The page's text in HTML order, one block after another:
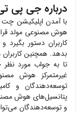
درباره جی پی
با آمدن اپلیکیشن
هوش مصنوعی مولد
کاربران دستور بگیرد
بدهد. همچنین
تا به جواب مورد
توسعه‌دهندگان و
پتانسیل‌های هوش